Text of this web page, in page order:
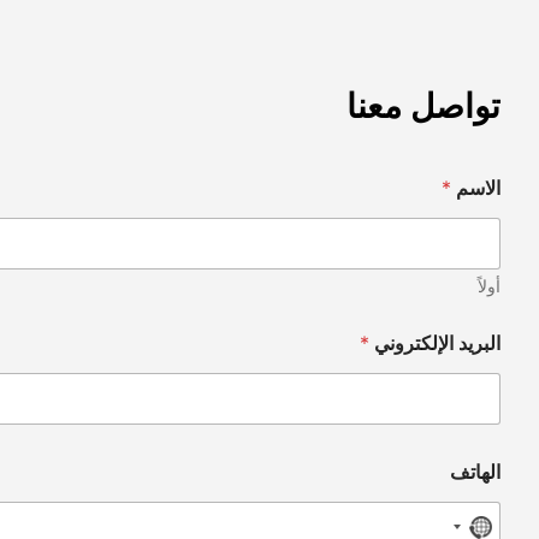
تواصل معنا
الاسم *
أولاً
البريد الإلكتروني *
الهاتف
No country selected